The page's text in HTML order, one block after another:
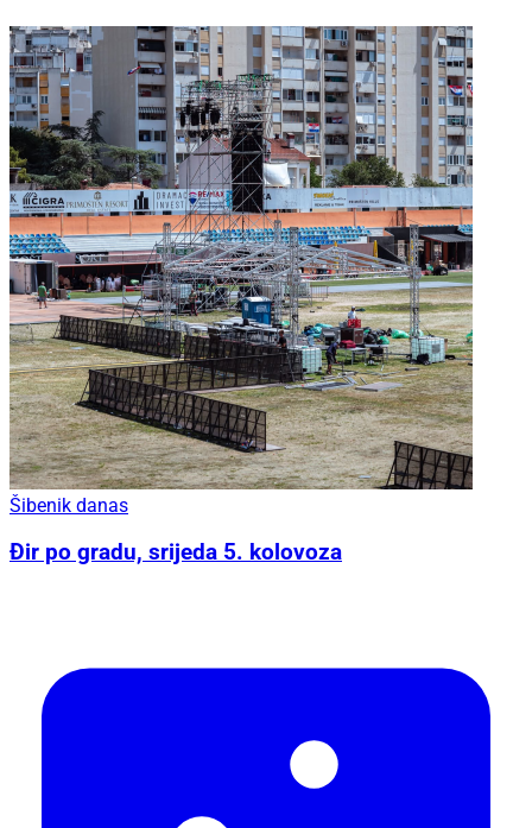
Šibenik danas
Đir po gradu, srijeda 5. kolovoza